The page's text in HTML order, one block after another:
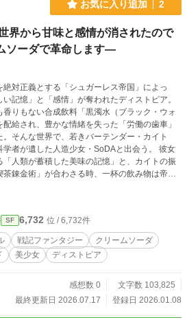
お気に入り追加 2
界から甘味と感情が消されたので
ソーダで革命します―
絶対正義とする「シュガーレス帝国」によっ
記憶」と「感情」が奪われたディストピア。
香りもない合成飲料「黒濁水（ブラック・ウォ
配給され、豊かな情緒を失った「労働の歯車」
。そんな世界で、若きバーテンダー・カイト
者が遺した人造少女・SoDAと出会う。 彼女
「人類が蓄積した美味の記憶」と、カイトの振
茶錬金術」が合わさる時、一杯の飲み物は帝国
る。 失われた「甘美な世界」と
ける泡の光を掲げて、孤独な反撃の旅を始める
SF 6,732 位 / 6,732件
戦記ファンタジー
クリームソーダ
美少女 ディストピア
感想数 0
文字数 103,825
最終更新日 2026.07.17
登録日 2026.01.08